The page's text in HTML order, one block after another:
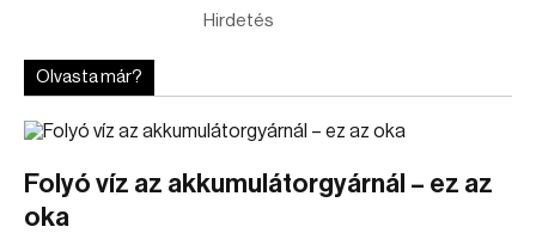
Hirdetés
Olvasta már?
Folyó víz az akkumulátorgyárnál – ez az
oka